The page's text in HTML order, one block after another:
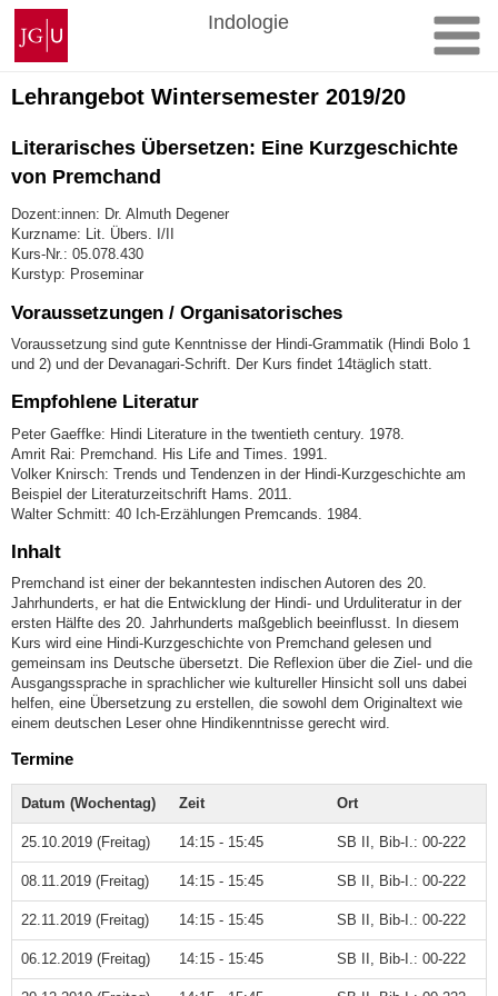
Zum
Inhalt
springen
Johannes
Gutenberg-
Universität
Mainz
Indologie
Lehrangebot Wintersemester 2019/20
Literarisches Übersetzen: Eine Kurzgeschichte
von Premchand
Dozent:innen: Dr. Almuth Degener
Kurzname: Lit. Übers. I/II
Kurs-Nr.: 05.078.430
Kurstyp: Proseminar
Voraussetzungen / Organisatorisches
Voraussetzung sind gute Kenntnisse der Hindi-Grammatik (Hindi Bolo 1
und 2) und der Devanagari-Schrift. Der Kurs findet 14täglich statt.
Empfohlene Literatur
Peter Gaeffke: Hindi Literature in the twentieth century. 1978.
Amrit Rai: Premchand. His Life and Times. 1991.
Volker Knirsch: Trends und Tendenzen in der Hindi-Kurzgeschichte am
Beispiel der Literaturzeitschrift Hams. 2011.
Walter Schmitt: 40 Ich-Erzählungen Premcands. 1984.
Inhalt
Premchand ist einer der bekanntesten indischen Autoren des 20.
Jahrhunderts, er hat die Entwicklung der Hindi- und Urduliteratur in der
ersten Hälfte des 20. Jahrhunderts maßgeblich beeinflusst. In diesem
Kurs wird eine Hindi-Kurzgeschichte von Premchand gelesen und
gemeinsam ins Deutsche übersetzt. Die Reflexion über die Ziel- und die
Ausgangssprache in sprachlicher wie kultureller Hinsicht soll uns dabei
helfen, eine Übersetzung zu erstellen, die sowohl dem Originaltext wie
einem deutschen Leser ohne Hindikenntnisse gerecht wird.
Termine
Datum (Wochentag) Zeit Ort
25.10.2019 (Freitag) 14:15 - 15:45 SB II, Bib-I.: 00-222
08.11.2019 (Freitag) 14:15 - 15:45 SB II, Bib-I.: 00-222
22.11.2019 (Freitag) 14:15 - 15:45 SB II, Bib-I.: 00-222
06.12.2019 (Freitag) 14:15 - 15:45 SB II, Bib-I.: 00-222